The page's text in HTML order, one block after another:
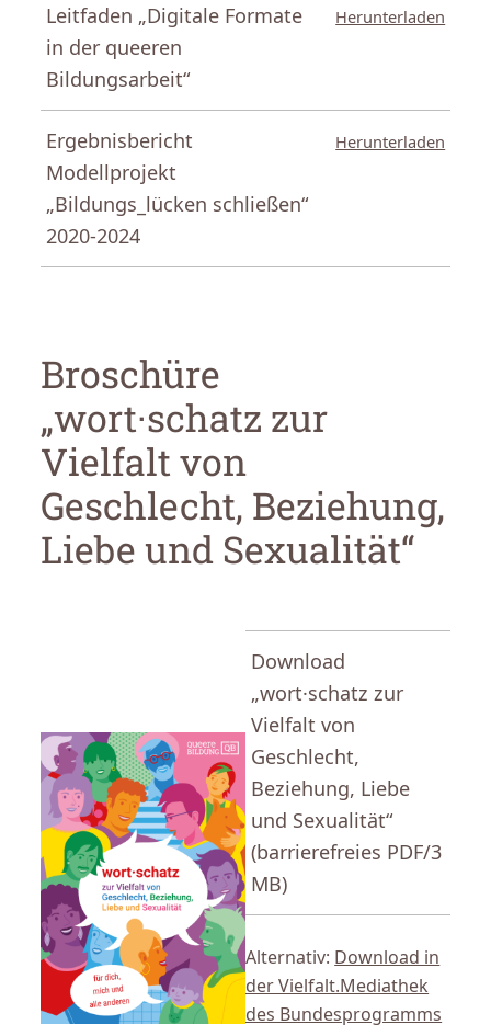
Leitfaden „Digitale Formate
in der queeren
Bildungsarbeit“
Herunterladen
Ergebnisbericht
Modellprojekt
„Bildungs_lücken schließen“
2020-2024
Herunterladen
Broschüre
„wort·schatz zur
Vielfalt von
Geschlecht, Beziehung,
Liebe und Sexualität“
Download
„wort·schatz zur
Vielfalt von
Geschlecht,
Beziehung, Liebe
und Sexualität“
(barrierefreies PDF/3
MB)
Alternativ: Download in
der Vielfalt.Mediathek
des Bundesprogramms